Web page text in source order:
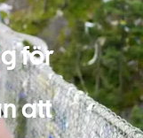
för
att